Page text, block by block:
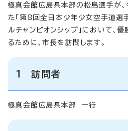
極真会館広島県本部の松島選手が
た「第8回全日本少年少女空手道選
ルチャンピオンシップ」において、
るために、市長を訪問します。
1 訪問者
極真会館広島県本部 一行